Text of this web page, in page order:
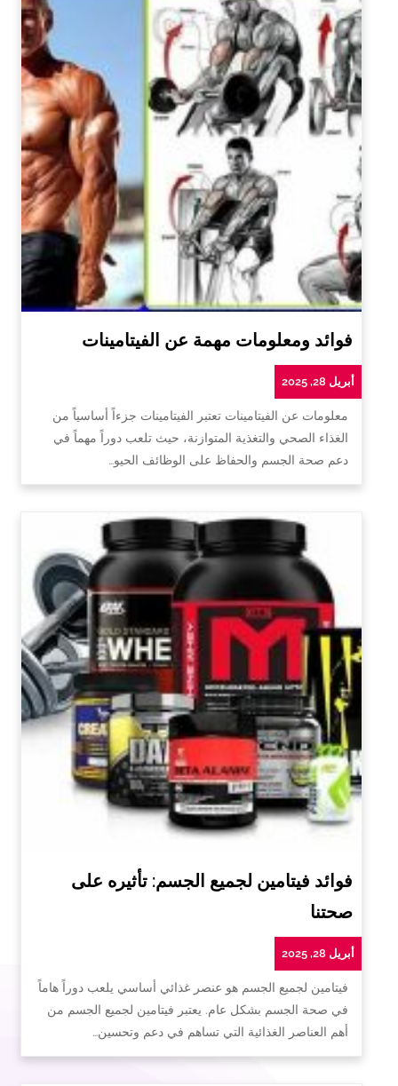
فوائد ومعلومات مهمة عن الفيتامينات
أبريل 28, 2025
معلومات عن الفيتامينات تعتبر الفيتامينات جزءاً أساسياً من
الغذاء الصحي والتغذية المتوازنة، حيث تلعب دوراً مهماً في
دعم صحة الجسم والحفاظ على الوظائف الحيو…
فوائد فيتامين لجميع الجسم: تأثيره على
صحتنا
أبريل 28, 2025
فيتامين لجميع الجسم هو عنصر غذائي أساسي يلعب دوراً هاماً
في صحة الجسم بشكل عام. يعتبر فيتامين لجميع الجسم من
أهم العناصر الغذائية التي تساهم في دعم وتحسين…